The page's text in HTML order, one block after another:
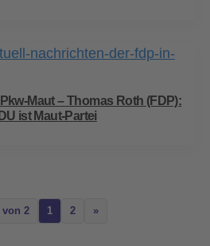
Maut – Thomas Roth (FDP):
ist Maut-Partei
von 2 1 2 »